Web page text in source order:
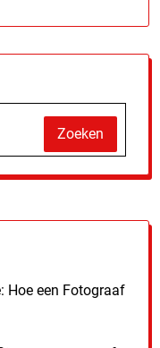
Zoeken
Hoe een Fotograaf